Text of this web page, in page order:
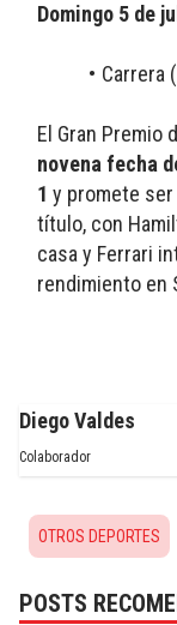
Domingo 5 de
Carrera
novena fecha
1 y promete ser
título, con
casa y Ferrari
rendimiento en
Diego Valdes
Colaborador
OTROS DEPORTES
POSTS